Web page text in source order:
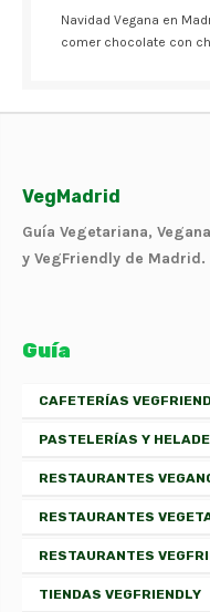
Navidad Vegana en
comer chocolate con
VegMadrid
Guía Vegetariana, Vegana
y VegFriendly de Madrid.
Guía
CAFETERÍAS
PASTELERÍAS Y
RESTAURANTES
RESTAURANTES
RESTAURANTES
TIENDAS VEGFRIENDLY